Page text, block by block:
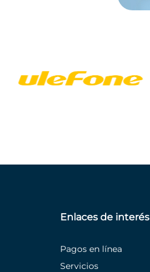
Enlaces de interés
Pagos en línea
Servicios